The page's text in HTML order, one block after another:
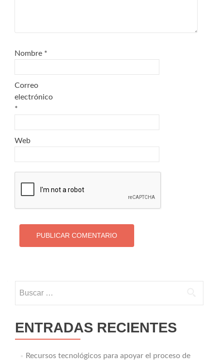
Nombre *
Correo
electrónico
*
Web
ENTRADAS RECIENTES
Recursos tecnológicos para apoyar el proceso de